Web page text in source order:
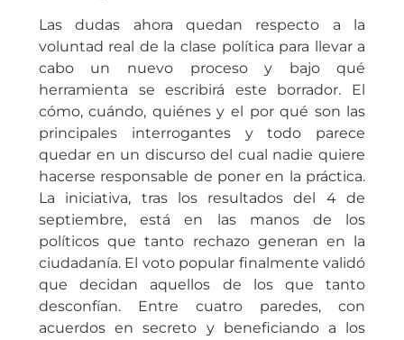
Las dudas ahora quedan respecto a la
voluntad real de la clase política para llevar a
cabo un nuevo proceso y bajo qué
herramienta se escribirá este borrador. El
cómo, cuándo, quiénes y el por qué son las
principales interrogantes y todo parece
quedar en un discurso del cual nadie quiere
hacerse responsable de poner en la práctica.
La iniciativa, tras los resultados del 4 de
septiembre, está en las manos de los
políticos que tanto rechazo generan en la
ciudadanía. El voto popular finalmente validó
que decidan aquellos de los que tanto
desconfían. Entre cuatro paredes, con
acuerdos en secreto y beneficiando a los